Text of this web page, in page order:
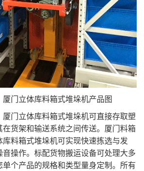
门立体库料箱式堆垛机产品图
门立体库料箱式堆垛机可直接存取塑
货架和输送系统之间传送。厦门料箱
料箱式堆垛机可实现快速拣选与发
操作。标配货物搬运设备可处理大多
个产品的规格和类型量身定制。所有